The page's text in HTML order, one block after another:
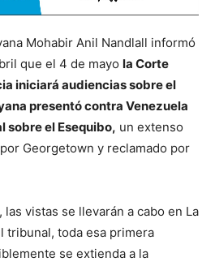
Mohabir Anil Nandlall informó
que el 4 de mayo la Corte
iniciará audiencias sobre el
presentó contra Venezuela
sobre el Esequibo, un extenso
Georgetown y reclamado por
vistas se llevarán a cabo en La
tribunal, toda esa primera
se extienda a la